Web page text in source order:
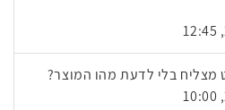
מצליח בלי לדעת מהו המוצר?